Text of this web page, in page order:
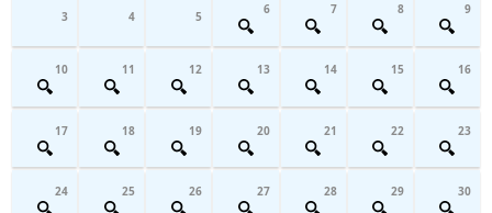
3 4 5 6 7 8 9
10 11 12 13 14 15 16
17 18 19 20 21 22 23
24 25 26 27 28 29 30